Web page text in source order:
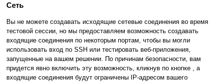
Сеть
Вы не можете создавать исходящие сетевые соединения во время
тестовой сессии, но мы предоставляем возможность создавать
входящие соединения по некоторым портам, чтобы вы могли
использовать вход по SSH или тестировать веб-приложения,
запущенные на вашем решении. По причинам безопасности, вам
придется явно включить эту возможность, кликнув по кнопке , а
входящие соединения будут ограничены IP-адресом вашего